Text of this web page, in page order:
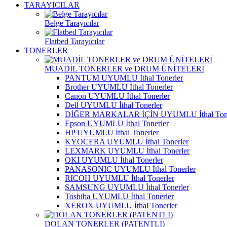
TARAYICILAR
Belge Tarayıcılar
Flatbed Tarayıcılar
TONERLER
MUADİL TONERLER ve DRUM ÜNİTELERİ
PANTUM UYUMLU İthal Tonerler
Brother UYUMLU İthal Tonerler
Canon UYUMLU İthal Tonerler
Dell UYUMLU İthal Tonerler
DİĞER MARKALAR İÇİN UYUMLU İthal
Epson UYUMLU İthal Tonerler
HP UYUMLU İthal Tonerler
KYOCERA UYUMLU İthal Tonerler
LEXMARK UYUMLU İthal Tonerler
OKI UYUMLU İthal Tonerler
PANASONIC UYUMLU İthal Tonerler
RICOH UYUMLU İthal Tonerler
SAMSUNG UYUMLU İthal Tonerler
Toshiba UYUMLU İthal Tonerler
XEROX UYUMLU İthal Tonerler
DOLAN TONERLER (PATENTLİ)